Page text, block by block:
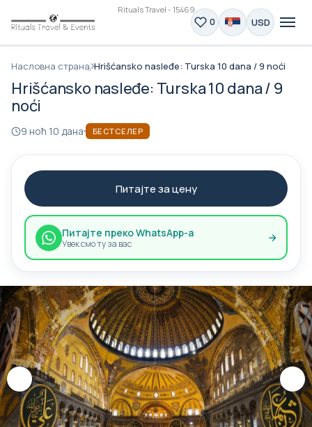
Rituals Travel - 15469
0 USD
Насловна страна Hrišćansko nasleđe: Turska 10 dana / 9 noći
Hrišćansko nasleđe: Turska 10 dana / 9
noći
9 ноћ 10 дана БЕСТСЕЛЕР
Питајте за цену
Питајте преко WhatsApp-а
Увек смо ту за вас